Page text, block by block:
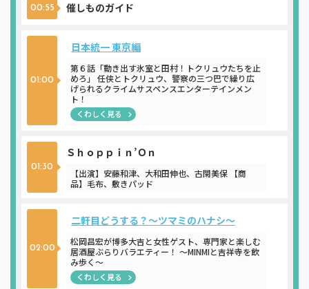
00:55 催しものガイド
01:00
日本統一 東京編
第６話「動き出す氷室と田村！トクリュウたちを止
めろ」 任侠とトクリュウ、警察の三つ巴で繰り広
げられるクライムサスペンスエンターテインメン
ト！
くわしく見る
01:30
Ｓｈｏｐｐｉｎ’Ｏｎ
【出演】安藤和津、大和田伸也、古閑美保 【商
品】毛布、敷きパッド
02:00
二軒目どうする？～ツマミのハナシ～
松岡昌宏が博多大吉と女性ゲスト、専門家と楽しむ
居酒屋ぶらりバラエティー！ ～MINMIと吉祥寺を飲
み歩く～
くわしく見る